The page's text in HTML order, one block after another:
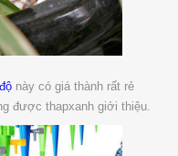
này có giá thành rất rẻ
được thapxanh giới thiệu.